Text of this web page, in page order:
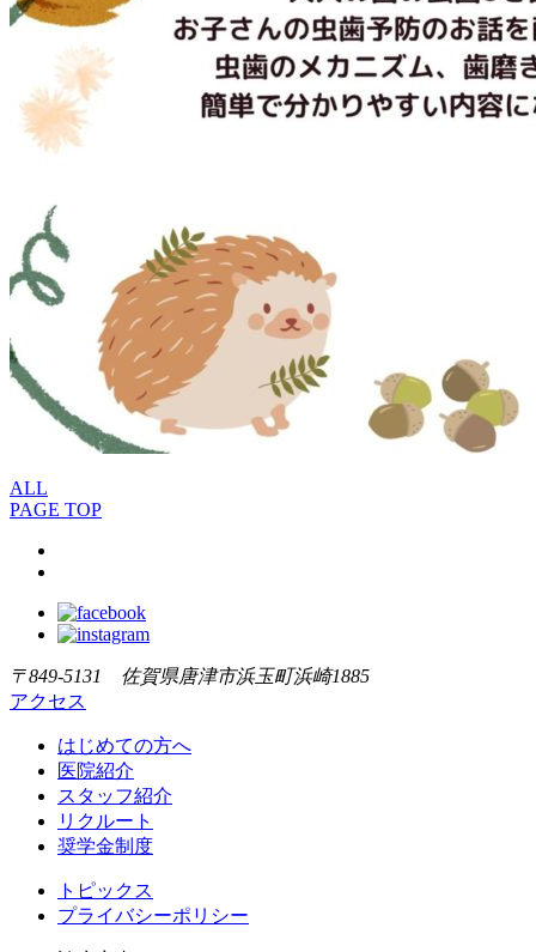
ALL
PAGE TOP
〒849-5131 佐賀県唐津市浜玉町浜崎1885
アクセス
はじめての方へ
医院紹介
スタッフ紹介
リクルート
奨学金制度
トピックス
プライバシーポリシー